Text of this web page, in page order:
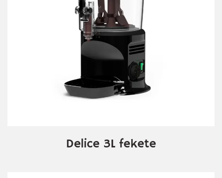
Delice 3L fekete